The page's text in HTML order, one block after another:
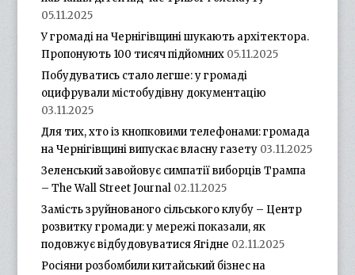
05.11.2025
У громаді на Чернігівщині шукають архітектора.
Пропонують 100 тисяч підйомних 05.11.2025
Побудуватись стало легше: у громаді
оцифрували містобудівну документацію
03.11.2025
Для тих, хто із кнопковими телефонами: громада
на Чернігівщині випускає власну газету 03.11.2025
Зеленський завойовує симпатії виборців Трампа
– The Wall Street Journal 02.11.2025
Замість зруйнованого сільського клубу – Центр
розвитку громади: у мережі показали, як
подовжує відбудовуватися Ягідне 02.11.2025
Росіяни розбомбили китайський бізнес на